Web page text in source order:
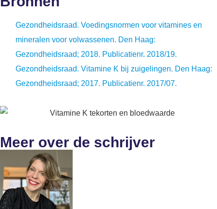
Gezondheidsraad. Voedingsnormen voor vitamines en
mineralen voor volwassenen. Den Haag:
Gezondheidsraad; 2018. Publicatienr. 2018/19.
Gezondheidsraad. Vitamine K bij zuigelingen. Den Haag:
Gezondheidsraad; 2017. Publicatienr. 2017/07.
Meer over de schrijver